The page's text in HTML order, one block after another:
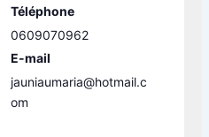
Téléphone
0609070962
E-mail
jauniaumaria@hotmail.c
om